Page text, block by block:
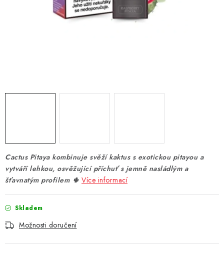
BATERIE A NABÍJEČKY
Vše o nákupu Jak reklamovat či vrátit zboží
Kontakty
Prodejny Volná místa
Cactus Pitaya kombinuje svěží kaktus s exotickou pitayou a
vytváří lehkou, osvěžující příchuť s jemně nasládlým a
šťavnatým profilem 🌵 Více informací
Skladem
Možnosti doručení